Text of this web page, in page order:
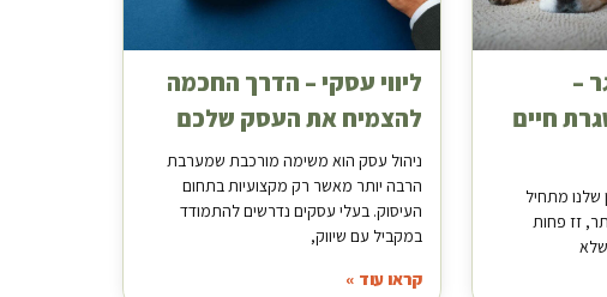
–
חיים
מתחיל
זז פחות
שלא
ליווי עסקי – הדרך החכמה
להצמיח את העסק שלכם
ניהול עסק הוא משימה מורכבת שמערבת
הרבה יותר מאשר רק מקצועיות בתחום
העיסוק. בעלי עסקים נדרשים להתמודד
במקביל עם שיווק,
קראו עוד »